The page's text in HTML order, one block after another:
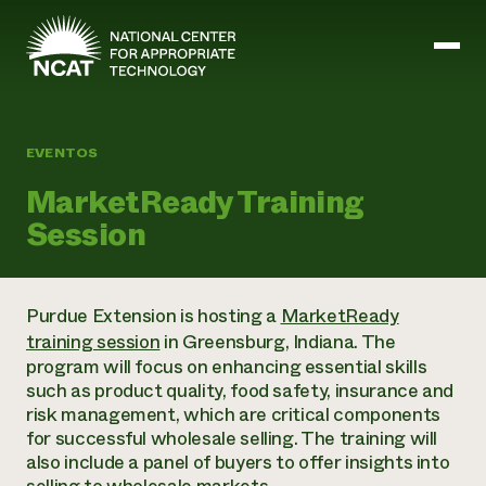
Ir al contenido principal
Misión y visión
Historia
ATTRA
Liderazgo
Personal
Regiones
Consejo de Administración
Carreras profesionales
Abundante Ogallala
Biochar Policy Project
Pastoreo regenerativo
Tierra para el agua
Programa de transición a la asociación orgánica
Programa de mejora de la calidad de la lana
Gestión empresarial y de riesgos
Cultivos
Energía, herramientas y equipos agrícolas
Métodos agrícolas y ganaderos
Ganadería
Marketing
Agricultura y ganadería ecológicas
Formación "Armed to Farm
Calendario de actos
EVENTOS
MarketReady Training
Session
Purdue Extension is hosting aMarketReady
training sessionin Greensburg, Indiana. The
program will focus on enhancing essential skills
such as product quality, food safety, insurance and
risk management, which are critical components
for successful wholesale selling. The training will
also include a panel of buyers to offer insights into